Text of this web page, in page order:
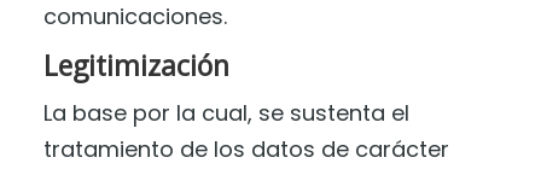
comunicaciones.
Legitimización
La base por la cual, se sustenta el
tratamiento de los datos de carácter